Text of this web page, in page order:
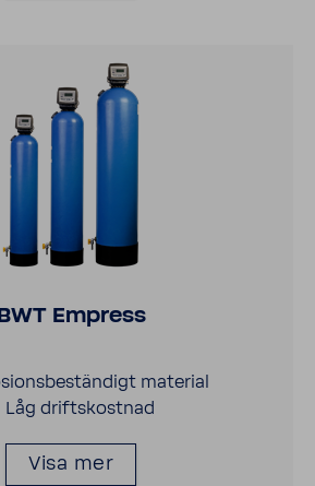
BWT Empress
mate­rial
Låg drifts­kostnad
Visa mer